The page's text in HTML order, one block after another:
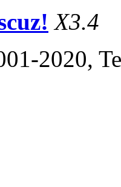
X3.4
2020,